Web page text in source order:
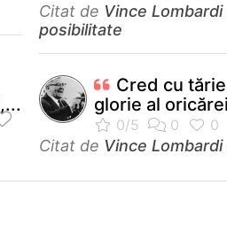
Citat de Vince Lombardi
posibilitate
Cred cu
glorie al
Citat de Vince Lombardi